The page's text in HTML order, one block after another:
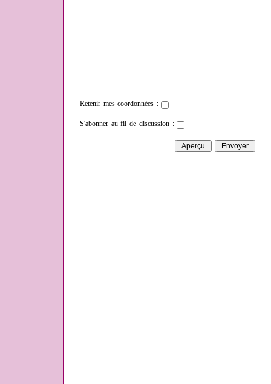
Retenir mes coordonnées :
S'abonner au fil de discussion :